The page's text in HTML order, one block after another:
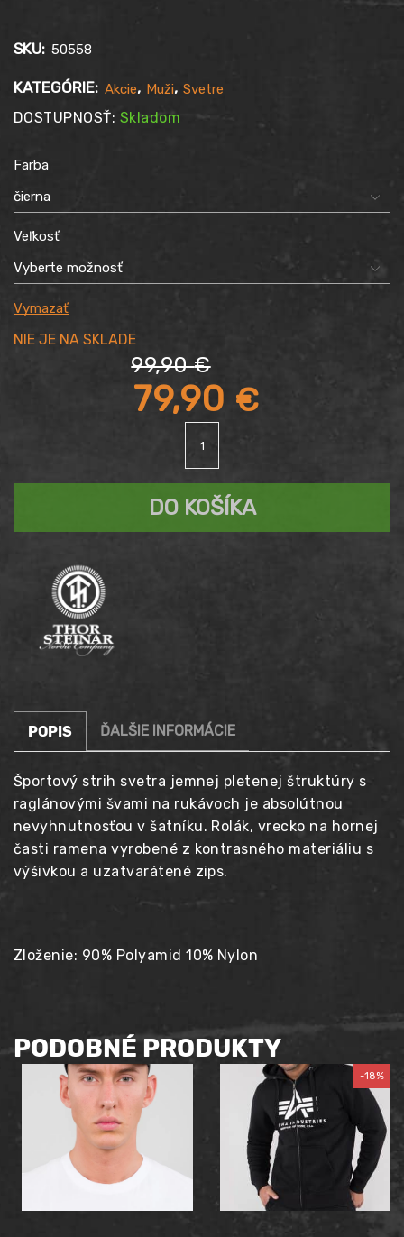
SKU: 50558
KATEGÓRIE: Akcie, Muži, Svetre
DOSTUPNOSŤ: Skladom
Farba
Veľkosť
Vymazať
99,90€
Pôvodná
cena
bola:
79,90 €
Aktuálna
cena
Sveter
STEINAR
DO KOŠÍKA
POPIS ĎALŠIE INFORMÁCIE
Športový strih svetra jemnej pletenej štruktúry s
raglánovými švami na rukávoch je absolútnou
nevyhnutnosťou v šatníku. Rolák, vrecko na hornej
časti ramena vyrobené z kontrasného materiáliu s
výśivkou a uzatvarátené zips.
Zloženie: 90% Polyamid 10% Nylon
PODOBNÉ PRODUKTY
-18%